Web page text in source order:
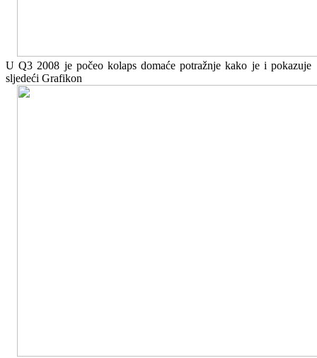
U Q3 2008 je počeo kolaps domaće potražnje kako je i pokazuje
sljedeći Grafikon